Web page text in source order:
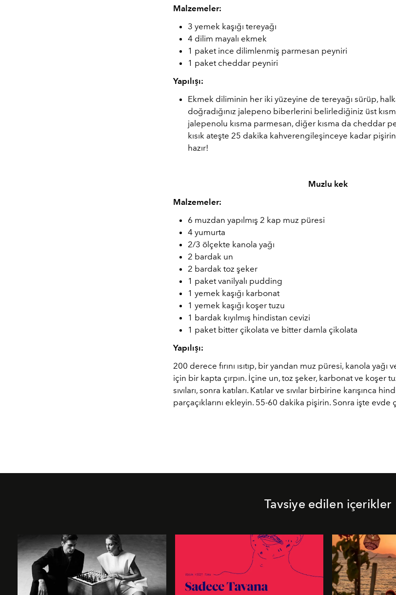
Malzemeler:
3 yemek kaşığı tereyağı
4 dilim mayalı ekmek
1 paket ince dilimlenmiş parmesan peyniri
1 paket cheddar peyniri
Yapılışı:
Ekmek diliminin her iki yüzeyine de tereyağı sürüp,
doğradığınız jalepeno biberlerini belirlediğiniz üst
jalepenolu kısma parmesan, diğer kısma da cheddar
kısık ateşte 25 dakika kahverengileşinceye kadar pişirin.
hazır!
Muzlu kek
Malzemeler:
6 muzdan yapılmış 2 kap muz püresi
4 yumurta
2/3 ölçekte kanola yağı
2 bardak un
2 bardak toz şeker
1 paket vanilyalı pudding
1 yemek kaşığı karbonat
1 yemek kaşığı koşer tuzu
1 bardak kıyılmış hindistan cevizi
1 paket bitter çikolata ve bitter damla çikolata
Yapılışı:
200 derece fırını ısıtıp, bir yandan muz püresi, kanola yağı
için bir kapta çırpın. İçine un, toz şeker, karbonat ve koşer
sıvıları, sonra katıları. Katılar ve sıvılar birbirine karışınca
parçaçıklarını ekleyin. 55-60 dakika pişirin. Sonra işte evde
Tavsiye edilen içerikler